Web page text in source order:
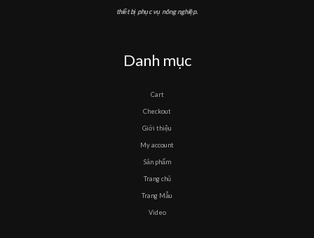
thiết bị phục vụ nông nghiệp.
Danh mục
Cart
Checkout
Giới thiệu
My account
Sản phẩm
Trang chủ
Trang Mẫu
Video